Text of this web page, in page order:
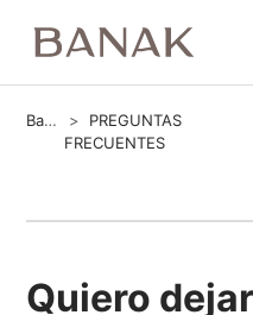
Banak
PREGUNTAS
FRECUENTES
Quiero